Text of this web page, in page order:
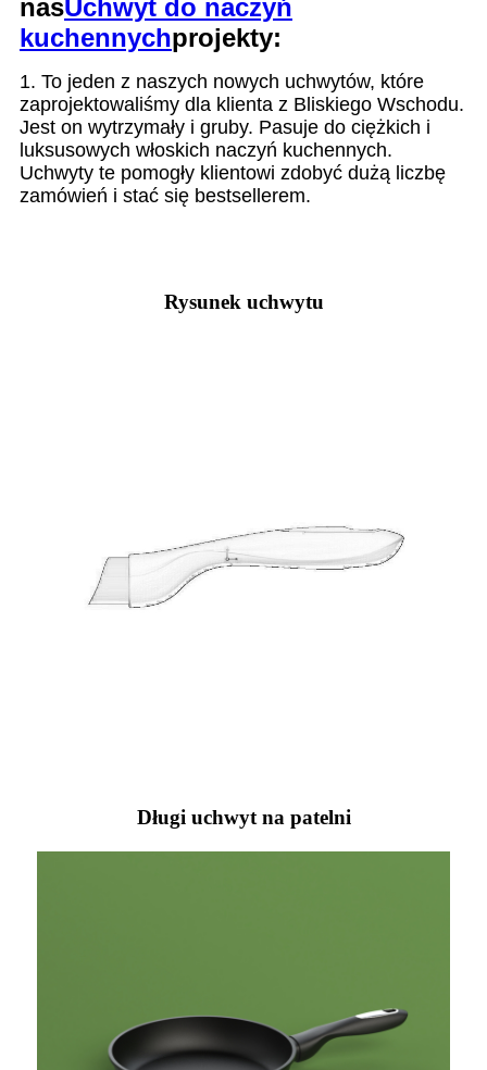
nasUchwyt do naczyń
kuchennychprojekty:
1. To jeden z naszych nowych uchwytów, które
zaprojektowaliśmy dla klienta z Bliskiego Wschodu.
Jest on wytrzymały i gruby. Pasuje do ciężkich i
luksusowych włoskich naczyń kuchennych.
Uchwyty te pomogły klientowi zdobyć dużą liczbę
zamówień i stać się bestsellerem.
Rysunek uchwytu
Długi uchwyt na patelni